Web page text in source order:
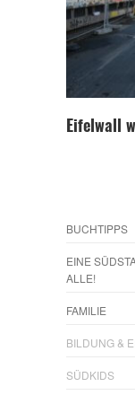
Eifelwall
BUCHTIPPS
EINE
ALLE!
FAMILIE
BILDUNG &
SÜDKIDS